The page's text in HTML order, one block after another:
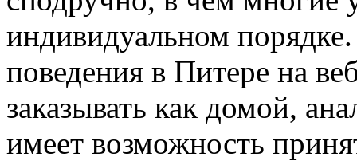
индивидуальном
поведения в Питере на
заказывать как домой,
имеет возможность